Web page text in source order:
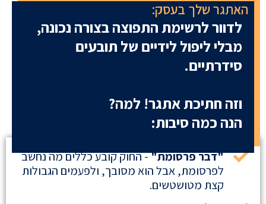
האתגר שלך בעסק:
לדוור לרשימת התפוצה בצורה נכונה,
מבלי ליפול לידיים של תובעים
סידרתיים.
וזה חתיכת אתגר! למה?
הנה כמה סיבות:
"דבר פרסומת"- החוק קובע כללים מה נחשב
לפרסומת, אבל הוא מסובך, ולפעמים הגבולות
קצת מטושטשים.